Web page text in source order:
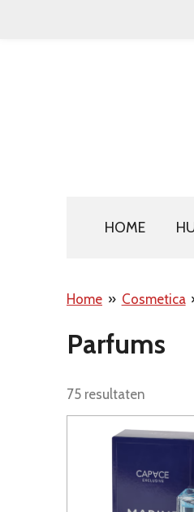
HOME
Home » Cosmetica
Parfums
75 resultaten